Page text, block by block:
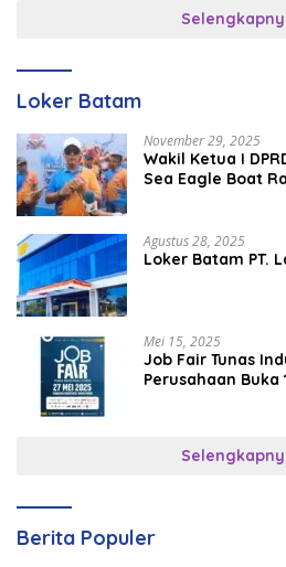
Loker Batam
November 29, 2025
Wakil Ketua I
Sea Eagle Boat
Agustus 28, 2025
Loker Batam PT.
Mei 15, 2025
Job Fair Tunas
Perusahaan Buka
Berita Populer